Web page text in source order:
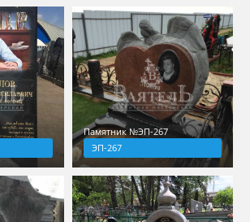
Памятник №ЭП-267
ЭП-267